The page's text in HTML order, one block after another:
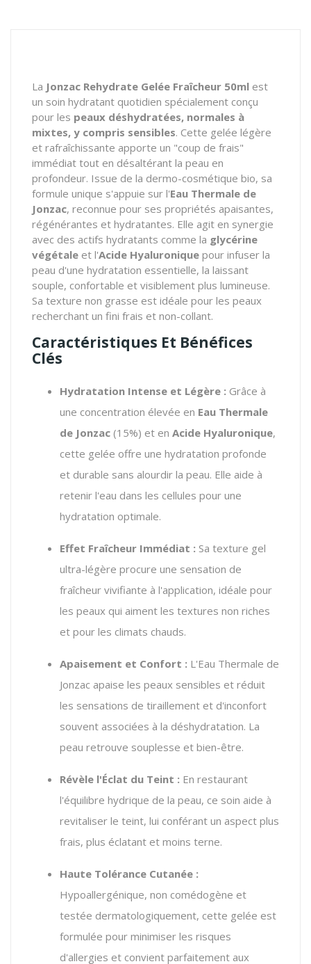
La Jonzac Rehydrate Gelée Fraîcheur 50ml est
un soin hydratant quotidien spécialement conçu
pour les peaux déshydratées, normales à
mixtes, y compris sensibles. Cette gelée légère
et rafraîchissante apporte un "coup de frais"
immédiat tout en désaltérant la peau en
profondeur. Issue de la dermo-cosmétique bio, sa
formule unique s'appuie sur l'Eau Thermale de
Jonzac, reconnue pour ses propriétés apaisantes,
régénérantes et hydratantes. Elle agit en synergie
avec des actifs hydratants comme la glycérine
végétale et l'Acide Hyaluronique pour infuser la
peau d'une hydratation essentielle, la laissant
souple, confortable et visiblement plus lumineuse.
Sa texture non grasse est idéale pour les peaux
recherchant un fini frais et non-collant.
Caractéristiques Et Bénéfices
Clés
Hydratation Intense et Légère : Grâce à
une concentration élevée en Eau Thermale
de Jonzac (15%) et en Acide Hyaluronique,
cette gelée offre une hydratation profonde
et durable sans alourdir la peau. Elle aide à
retenir l'eau dans les cellules pour une
hydratation optimale.
Effet Fraîcheur Immédiat : Sa texture gel
ultra-légère procure une sensation de
fraîcheur vivifiante à l'application, idéale pour
les peaux qui aiment les textures non riches
et pour les climats chauds.
Apaisement et Confort : L'Eau Thermale de
Jonzac apaise les peaux sensibles et réduit
les sensations de tiraillement et d'inconfort
souvent associées à la déshydratation. La
peau retrouve souplesse et bien-être.
Révèle l'Éclat du Teint : En restaurant
l'équilibre hydrique de la peau, ce soin aide à
revitaliser le teint, lui conférant un aspect plus
frais, plus éclatant et moins terne.
Haute Tolérance Cutanée :
Hypoallergénique, non comédogène et
testée dermatologiquement, cette gelée est
formulée pour minimiser les risques
d'allergies et convient parfaitement aux